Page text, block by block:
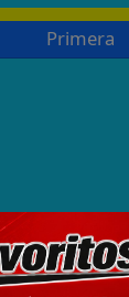
Primera